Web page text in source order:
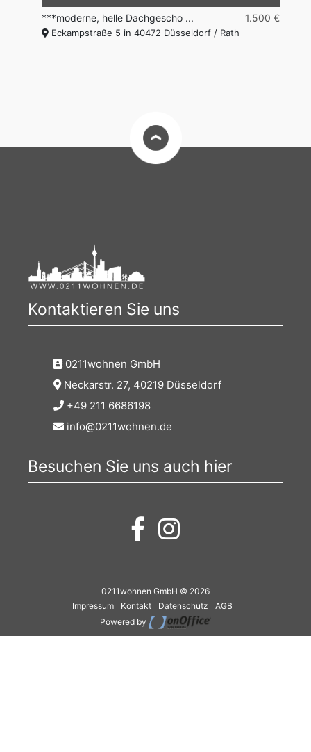
***moderne, helle Dachgescho ... 1.500 €
Eckampstraße 5 in 40472 Düsseldorf / Rath
Kontaktieren Sie uns
0211wohnen GmbH
Neckarstr. 27, 40219 Düsseldorf
+49 211 6686198
info@0211wohnen.de
Besuchen Sie uns auch hier
0211wohnen GmbH © 2026
Impressum
Kontakt Datenschutz
AGB
Powered by